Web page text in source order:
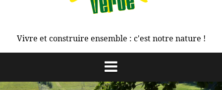
Vivre et construire ensemble : c'est notre nature !